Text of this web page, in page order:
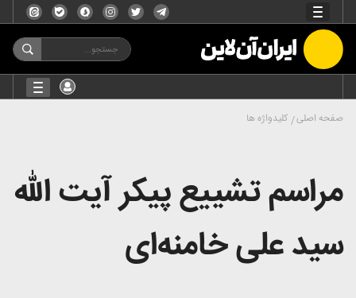
صفحه اصلی کلیدواژه ها
مراسم تشییع پیکر آیت الله
سید علی خامنه‌ای